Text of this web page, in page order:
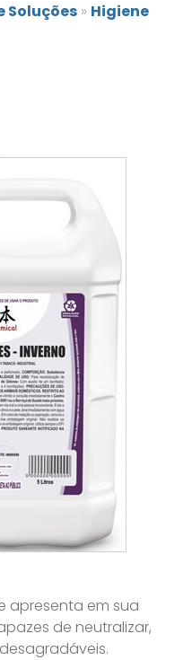
Soluções » Higiene
apresenta em sua
de neutralizar,